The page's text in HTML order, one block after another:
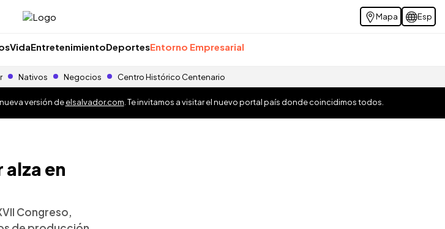
Mapa Esp
VidaEntretenimientoDeportesEntorno Empresarial
Nativos Negocios Centro Histórico Centenario
versión deelsalvador.com . Te invitamos a visitar el nuevo portal país donde coincidimos todos.
en
Congreso,